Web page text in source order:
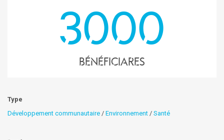
3000
Bénéficiares
Type
Développement communautaire / Environnement / Santé